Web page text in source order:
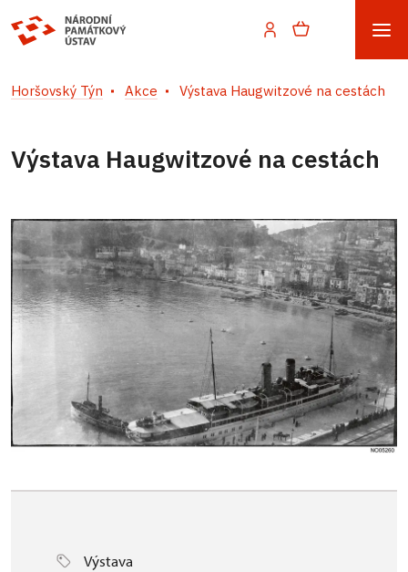
Horšovský Týn Akce Výstava Haugwitzové na cestách
Výstava Haugwitzové na cestách
Výstava